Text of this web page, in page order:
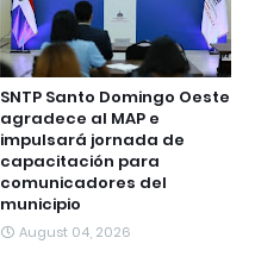
SNTP Santo Domingo Oeste
agradece al MAP e
impulsará jornada de
capacitación para
comunicadores del
municipio
August 04, 2026